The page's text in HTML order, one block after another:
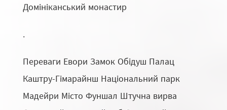
Домініканський монастир
.
Переваги Евори Замок Обідуш Палац
Каштру-Гімарайнш Національний парк
Мадейри Місто Фуншал Штучна вирва